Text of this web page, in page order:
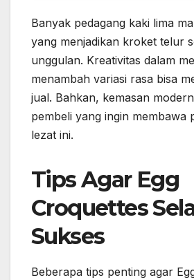
Banyak pedagang kaki lima
yang menjadikan kroket telur
unggulan. Kreativitas dalam
menambah variasi rasa bisa
jual. Bahkan, kemasan
pembeli yang ingin membawa
lezat ini.
Tips Agar Egg
Croquettes
Sukses
Beberapa tips penting agar